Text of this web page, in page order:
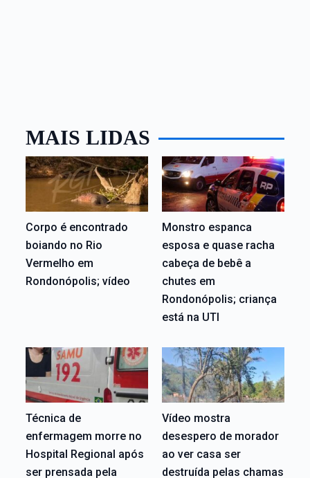
MAIS LIDAS
Corpo é encontrado
boiando no Rio
Vermelho em
Rondonópolis; vídeo
Monstro espanca
esposa e quase racha
cabeça de bebê a
chutes em
Rondonópolis; criança
está na UTI
Técnica de
enfermagem morre no
Hospital Regional após
ser prensada pela
Vídeo mostra
desespero de morador
ao ver casa ser
destruída pelas chamas